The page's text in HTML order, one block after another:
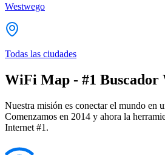
Westwego
Todas las ciudades
WiFi Map - #1 Buscador
Nuestra misión es conectar el mundo en
Comenzamos en 2014 y ahora la
Internet #1.